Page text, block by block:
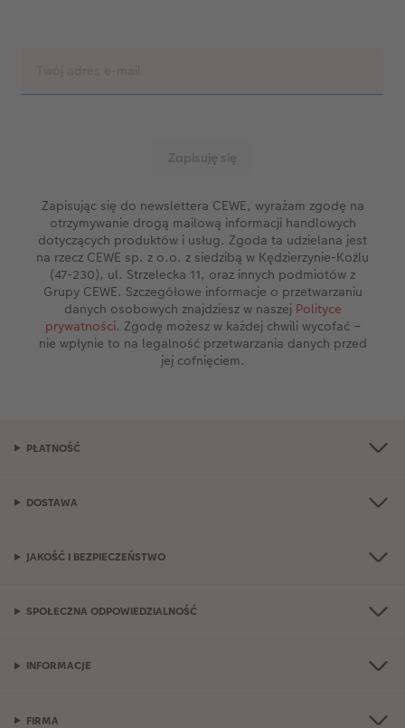
Zapisując się do newslettera CEWE, wyrażam zgodę na
otrzymywanie drogą mailową informacji handlowych
dotyczących produktów i usług. Zgoda ta udzielana jest
na rzecz CEWE sp. z o.o. z siedzibą w Kędzierzynie-Koźlu
(47-230), ul. Strzelecka 11, oraz innych podmiotów z
Grupy CEWE. Szczegółowe informacje o przetwarzaniu
danych osobowych znajdziesz w naszej Polityce
prywatności. Zgodę możesz w każdej chwili wycofać –
nie wpłynie to na legalność przetwarzania danych przed
jej cofnięciem.
PŁATNOŚĆ
DOSTAWA
JAKOŚĆ I BEZPIECZEŃSTWO
SPOŁECZNA ODPOWIEDZIALNOŚĆ
INFORMACJE
FIRMA